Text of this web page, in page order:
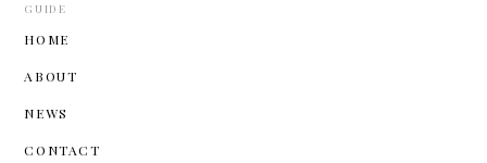
GUIDE
HOME
ABOUT
NEWS
CONTACT